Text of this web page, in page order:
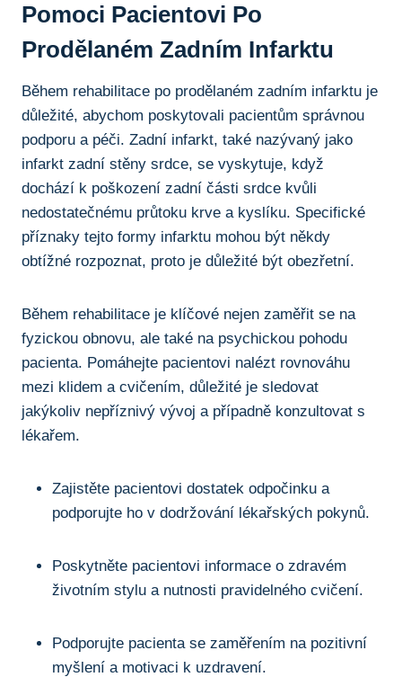
Pomoci Pacientovi Po
Prodělaném Zadním Infarktu
Během rehabilitace po prodělaném zadním infarktu je
důležité, abychom poskytovali pacientům správnou
podporu a péči. Zadní infarkt, také nazývaný jako
infarkt zadní stěny srdce, se vyskytuje, když
dochází k poškození zadní části srdce kvůli
nedostatečnému průtoku krve a kyslíku. Specifické
příznaky tejto formy infarktu mohou být někdy
obtížné rozpoznat, proto je důležité být obezřetní.
Během rehabilitace je klíčové nejen zaměřit se na
fyzickou obnovu, ale také na psychickou pohodu
pacienta. Pomáhejte pacientovi nalézt rovnováhu
mezi klidem a cvičením, důležité je sledovat
jakýkoliv nepříznivý vývoj a případně konzultovat s
lékařem.
Zajistěte pacientovi dostatek odpočinku a
podporujte ho v dodržování lékařských pokynů.
Poskytněte pacientovi informace o zdravém
životním stylu a nutnosti pravidelného cvičení.
Podporujte pacienta se zaměřením na pozitivní
myšlení a motivaci k uzdravení.